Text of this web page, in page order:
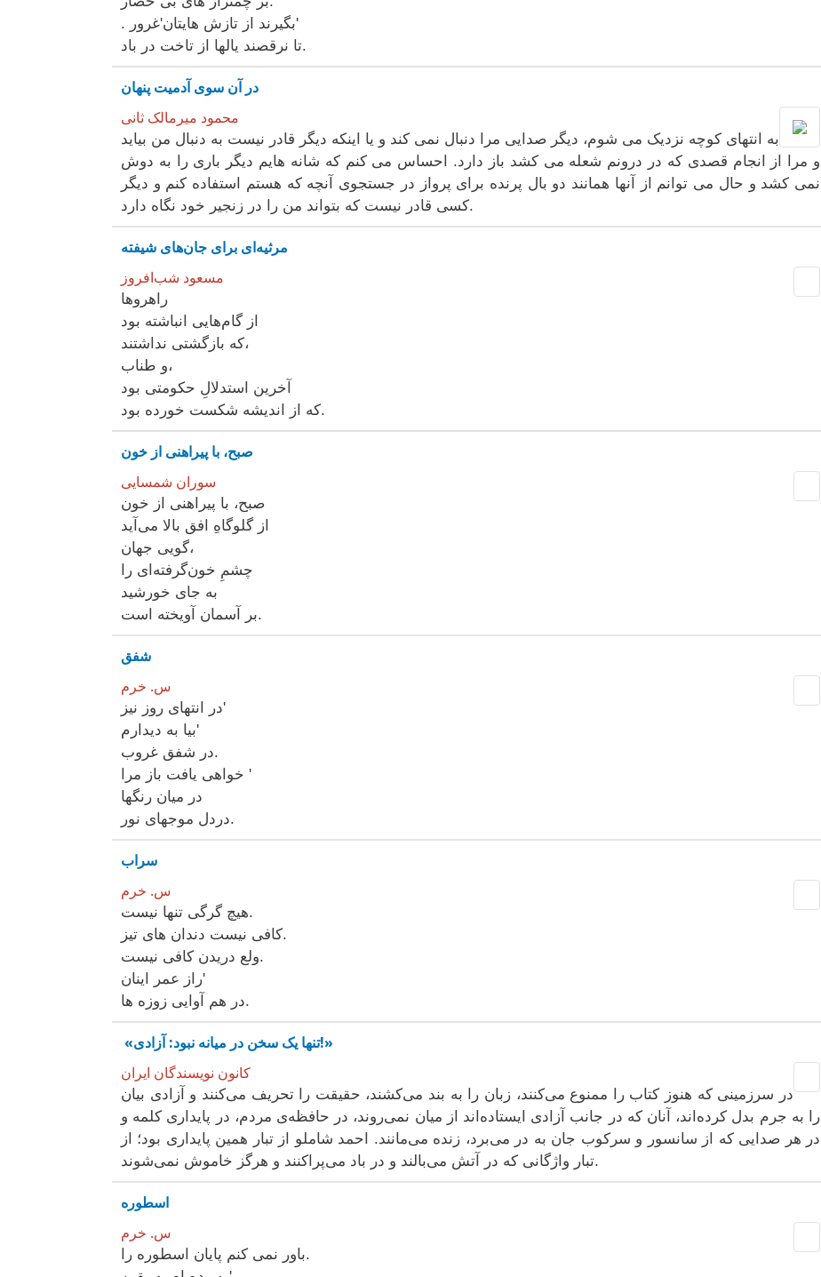
. بگیرند از تازش هایتان'غرور'
تا نرقصند یالها از تاخت در باد.
در آن سوی آدمیت پنهان
محمود میرمالک ثانی
به انتهای کوچه نزدیک می شوم، دیگر صدایی مرا دنبال نمی کند و یا اینکه دیگر قادر نیست به دنبال من بیاید
و مرا از انجام قصدی که در درونم شعله می کشد باز دارد. احساس می کنم که شانه هایم دیگر باری را به دوش
نمی کشد و حال می توانم از آنها همانند دو بال پرنده برای پرواز در جستجوی آنچه که هستم استفاده کنم و دیگر
کسی قادر نیست که بتواند من را در زنجیر خود نگاه دارد.
مرثیه‌ای برای جان‌های شیفته
مسعود شب‌افروز
راهروها
از گام‌هایی انباشته بود
که بازگشتی نداشتند،
و طناب،
آخرین استدلالِ حکومتی بود
که از اندیشه شکست خورده بود.
صبح، با پیراهنی از خون
سوران شمسایی
صبح، با پیراهنی از خون
از گلوگاهِ افق بالا می‌آید
گویی جهان،
چشمِ خون‌گرفته‌ای را
به جای خورشید
بر آسمان آویخته است.
شفق
س. خرم
در انتهای روز نیز'
بیا به دیدارم'
در شفق غروب.
خواهی یافت باز مرا '
در میان رنگها
دردل موجهای نور.
سراب
س. خرم
هیچ گرگی تنها نیست.
کافی نیست دندان های تیز.
ولع دریدن کافی نیست.
راز عمر اینان'
در هم آوایی زوزه ها.
«تنها یک سخن در میانه نبود: آزادی!»
کانون نویسندگان ایران
در سرزمینی که هنوز کتاب را ممنوع می‌کنند، زبان را به بند می‌کشند، حقیقت را تحریف می‌کنند و آزادی بیان
را به جرم بدل کرده‌اند، آنان که در جانب آزادی ایستاده‌اند از میان نمی‌روند، در حافظه‌ی مردم، در پایداری کلمه و
در هر صدایی که از سانسور و سرکوب جان به در می‌برد، زنده می‌مانند. احمد شاملو از تبار همین پایداری بود؛ از
تبار واژگانی که در آتش می‌بالند و در باد می‌پراکنند و هرگز خاموش نمی‌شوند.
اسطوره
س. خرم
باور نمی کنم پایان اسطوره را.